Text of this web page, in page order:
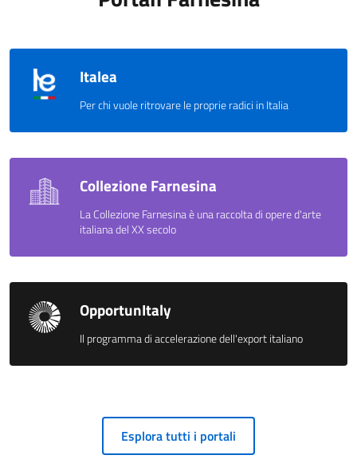
Italea
Per chi vuole ritrovare le proprie radici in Italia
Collezione Farnesina
La Collezione Farnesina è una raccolta di opere d'arte
italiana del XX secolo
OpportunItaly
Il programma di accelerazione dell'export italiano
Esplora tutti i portali